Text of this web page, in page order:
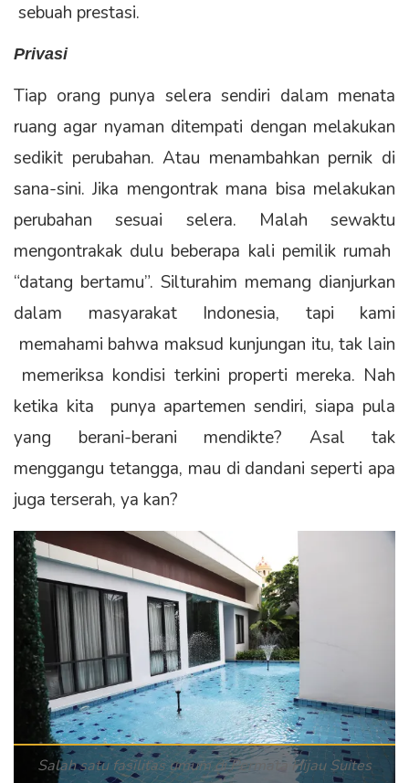
sebuah prestasi.
Privasi
Tiap orang punya selera sendiri dalam menata
ruang agar nyaman ditempati dengan melakukan
sedikit perubahan. Atau menambahkan pernik di
sana-sini. Jika mengontrak mana bisa melakukan
perubahan sesuai selera. Malah sewaktu
mengontrakak dulu beberapa kali pemilik rumah
“datang bertamu”. Silturahim memang dianjurkan
dalam masyarakat Indonesia, tapi kami
memahami bahwa maksud kunjungan itu, tak lain
memeriksa kondisi terkini properti mereka. Nah
ketika kita punya apartemen sendiri, siapa pula
yang berani-berani mendikte? Asal tak
menggangu tetangga, mau di dandani seperti apa
juga terserah, ya kan?
Salah satu fasilitas umum di Permata Hijau Suites